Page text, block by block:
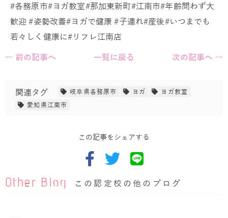
#各務原市#ヨガ教室#那加東新町#江南市#年齢問わず大
歓迎 #姿勢改善#ヨガで健康 #子連れ#産後#いつまでも
若々しく健康に#リフレ江南店
← 前の記事へ
一覧に戻る 次の記事へ →
関連タグ 岐阜県各務原市 ヨガ
ヨガ教室
愛知県江南市
この記事をシェアする
Other Blog この認定校の他のブログ